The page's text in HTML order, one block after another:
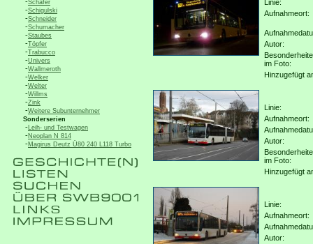
Schäfer
-Schigulski
-Schneider
-Schumacher
-Staubes
-Töpfer
-Trabucco
-Univers
-Wallmeroth
-Welker
-Welter
-Willms
-Zink
-Weitere Subunternehmer
Sonderserien
-Leih- und Testwagen
-Neoplan N 814
-Magirus Deutz Ü80 240 L118 Turbo
Linie:
Aufnahmeort:
Autor:
im Foto:
Hinzugefügt
Linie:
Aufnahmeort:
Autor:
im Foto:
Hinzugefügt
Linie:
Aufnahmeort:
Autor: